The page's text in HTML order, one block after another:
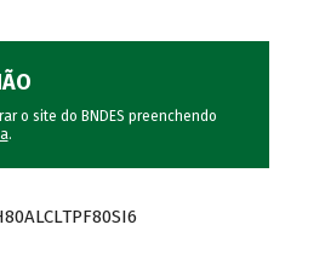
o site do BNDES preenchendo
.